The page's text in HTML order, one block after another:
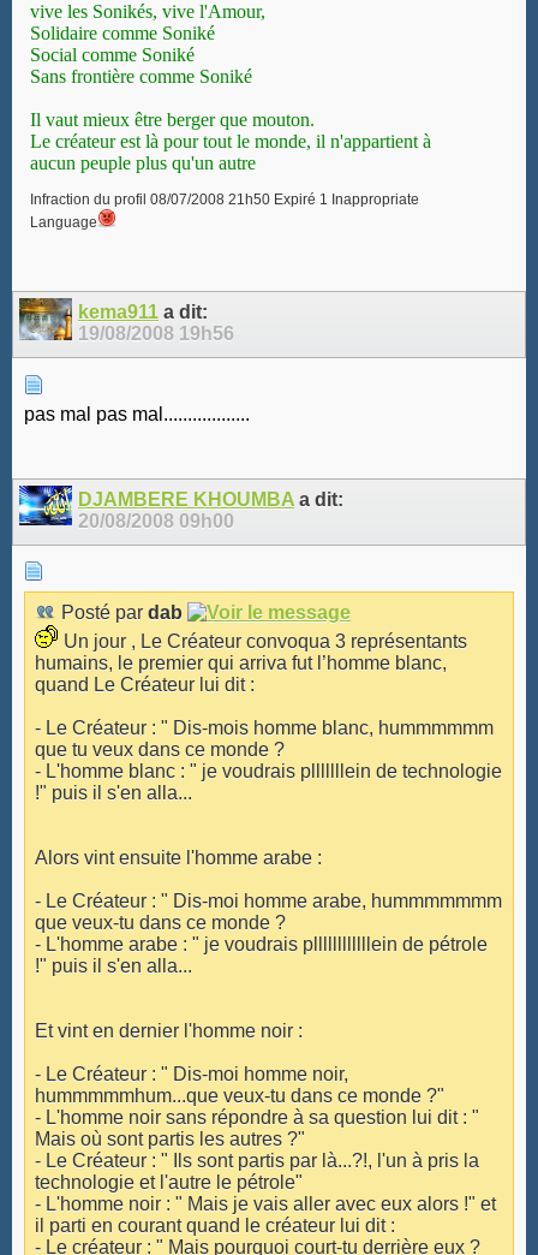
vive les Sonikés, vive l'Amour,
Solidaire comme Soniké
Social comme Soniké
Sans frontière comme Soniké
Il vaut mieux être berger que mouton.
Le créateur est là pour tout le monde, il n'appartient à
aucun peuple plus qu'un autre
Infraction du profil 08/07/2008 21h50 Expiré 1 Inappropriate
Language
kema911 a dit:
19/08/2008 19h56
pas mal pas mal..................
DJAMBERE KHOUMBA a dit:
20/08/2008 09h00
Posté par dab
Un jour , Le Créateur convoqua 3 représentants
humains, le premier qui arriva fut l’homme blanc,
quand Le Créateur lui dit :
- Le Créateur : " Dis-mois homme blanc, hummmmmm
que tu veux dans ce monde ?
- L'homme blanc : " je voudrais plllllllein de technologie
!" puis il s'en alla...
Alors vint ensuite l'homme arabe :
- Le Créateur : " Dis-moi homme arabe, hummmmmmm
que veux-tu dans ce monde ?
- L'homme arabe : " je voudrais pllllllllllllein de pétrole
!" puis il s'en alla...
Et vint en dernier l'homme noir :
- Le Créateur : " Dis-moi homme noir,
hummmmmhum...que veux-tu dans ce monde ?"
- L'homme noir sans répondre à sa question lui dit : "
Mais où sont partis les autres ?"
- Le Créateur : " Ils sont partis par là...?!, l'un à pris la
technologie et l'autre le pétrole"
- L'homme noir : " Mais je vais aller avec eux alors !" et
il parti en courant quand le créateur lui dit :
- Le créateur : " Mais pourquoi court-tu derrière eux ?